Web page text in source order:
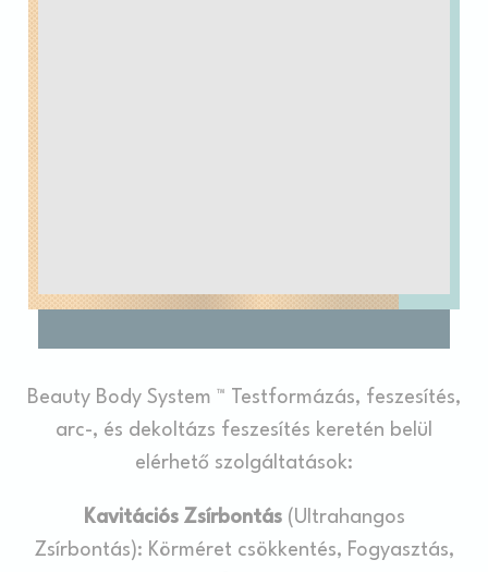
Beauty Body System ™ Testformázás, feszesítés,
arc-, és dekoltázs feszesítés keretén belül
elérhető szolgáltatások:
Kavitációs Zsírbontás(Ultrahangos
Zsírbontás): Körméret csökkentés, Fogyasztás,